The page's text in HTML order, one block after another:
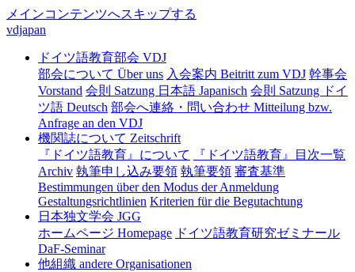
メインコンテンツへスキップする
vdjapan
ドイツ語教育部会 VDJ
部会について Über uns 入会案内 Beitritt zum VDJ 幹事会
Vorstand 会則 Satzung 日本語 Japanisch 会則 Satzung ドイ
ツ語 Deutsch 部会へ連絡・問い合わせ Mitteilung bzw.
Anfrage an den VDJ
機関誌について Zeitschrift
『ドイツ語教育』について
『ドイツ語教育』目次一覧
Archiv 執筆申し込み要領 執筆要領 審査基準
Bestimmungen über den Modus der Anmeldung
Gestaltungsrichtlinien Kriterien für die Begutachtung
日本独文学会 JGG
ホームページ Homepage ドイツ語教育研究ゼミナール
DaF-Seminar
他組織 andere Organisationen